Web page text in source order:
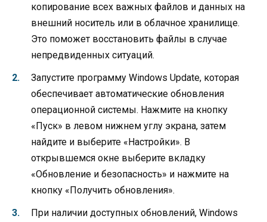
копирование всех важных файлов и данных на
внешний носитель или в облачное хранилище.
Это поможет восстановить файлы в случае
непредвиденных ситуаций.
Запустите программу Windows Update, которая
обеспечивает автоматические обновления
операционной системы. Нажмите на кнопку
«Пуск» в левом нижнем углу экрана, затем
найдите и выберите «Настройки». В
открывшемся окне выберите вкладку
«Обновление и безопасность» и нажмите на
кнопку «Получить обновления».
При наличии доступных обновлений, Windows